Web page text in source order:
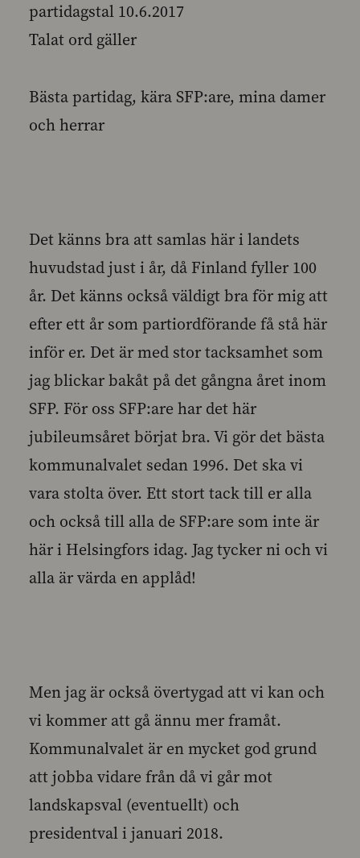
partidagstal 10.6.2017
Talat ord gäller
Bästa partidag, kära SFP:are, mina damer
och herrar
Det känns bra att samlas här i landets
huvudstad just i år, då Finland fyller 100
år. Det känns också väldigt bra för mig att
efter ett år som partiordförande få stå här
inför er. Det är med stor tacksamhet som
jag blickar bakåt på det gångna året inom
SFP. För oss SFP:are har det här
jubileumsåret börjat bra. Vi gör det bästa
kommunalvalet sedan 1996. Det ska vi
vara stolta över. Ett stort tack till er alla
och också till alla de SFP:are som inte är
här i Helsingfors idag. Jag tycker ni och vi
alla är värda en applåd!
Men jag är också övertygad att vi kan och
vi kommer att gå ännu mer framåt.
Kommunalvalet är en mycket god grund
att jobba vidare från då vi går mot
landskapsval (eventuellt) och
presidentval i januari 2018.